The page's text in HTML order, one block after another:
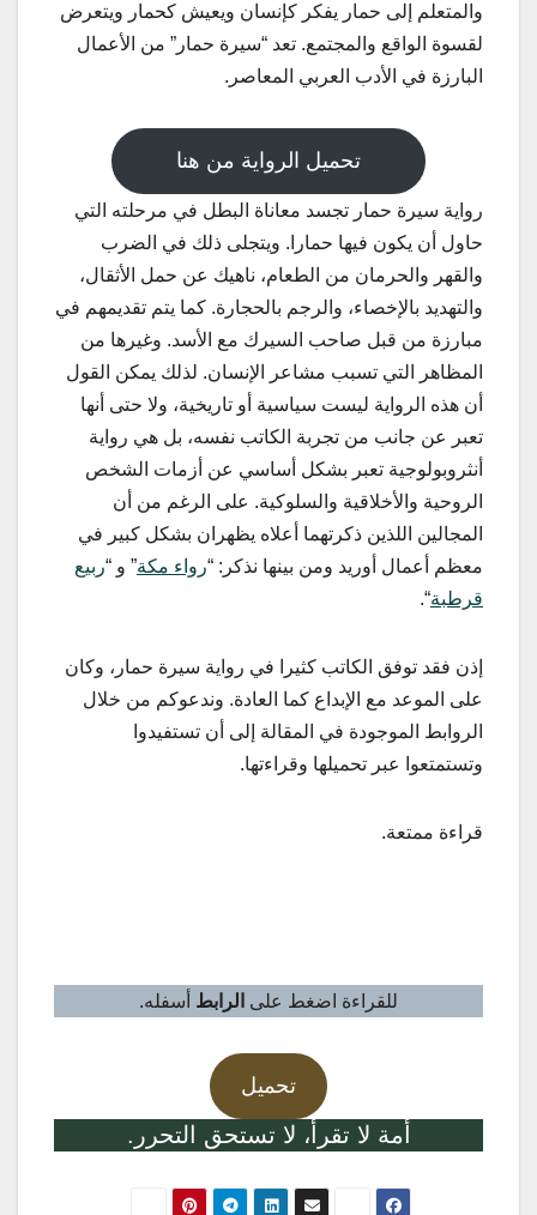
والمتعلم إلى حمار يفكر كإنسان ويعيش كحمار ويتعرض
لقسوة الواقع والمجتمع. تعد “سيرة حمار” من الأعمال
البارزة في الأدب العربي المعاصر.
تحميل الرواية من هنا
رواية سيرة حمار تجسد معاناة البطل في مرحلته التي
حاول أن يكون فيها حمارا. ويتجلى ذلك في الضرب
والقهر والحرمان من الطعام، ناهيك عن حمل الأثقال،
والتهديد بالإخصاء، والرجم بالحجارة. كما يتم تقديمهم في
مبارزة من قبل صاحب السيرك مع الأسد. وغيرها من
المظاهر التي تسبب مشاعر الإنسان. لذلك يمكن القول
أن هذه الرواية ليست سياسية أو تاريخية، ولا حتى أنها
تعبر عن جانب من تجربة الكاتب نفسه، بل هي رواية
أنثروبولوجية تعبر بشكل أساسي عن أزمات الشخص
الروحية والأخلاقية والسلوكية. على الرغم من أن
المجالين اللذين ذكرتهما أعلاه يظهران بشكل كبير في
معظم أعمال أوريد ومن بينها نذكر: “رواء مكة” و “ربيع
قرطبة“.
إذن فقد توفق الكاتب كثيرا في رواية سيرة حمار، وكان
على الموعد مع الإبداع كما العادة. وندعوكم من خلال
الروابط الموجودة في المقالة إلى أن تستفيدوا
وتستمتعوا عبر تحميلها وقراءتها.
قراءة ممتعة.
للقراءة اضغط على الرابط أسفله.
تحميل
أمة لا تقرأ، لا تستحق التحرر.